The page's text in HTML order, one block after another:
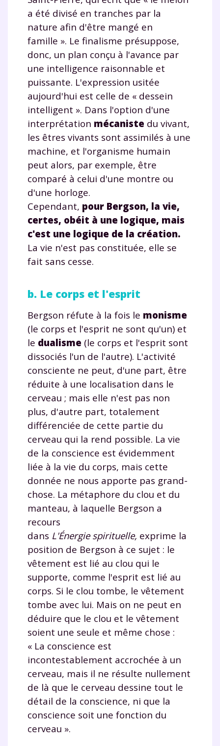
a été divisé en tranches par la
nature afin d'être mangé en
famille ». Le finalisme présuppose,
donc, un plan conçu à l'avance par
une intelligence raisonnable et
puissante. L'expression usitée
aujourd'hui est celle de « dessein
intelligent ». Dans l'option d'une
interprétation mécaniste du vivant,
les êtres vivants sont assimilés à une
machine, et l'organisme humain
peut alors, par exemple, être
comparé à celui d'une montre ou
d'une horloge.
Cependant, pour Bergson, la vie,
certes, obéit à une logique, mais
c'est une logique de la création.
La vie n'est pas constituée, elle se
fait sans cesse.
b. Le corps et l'esprit
Bergson réfute à la fois le monisme
(le corps et l'esprit ne sont qu'un) et
le dualisme (le corps et l'esprit sont
dissociés l'un de l'autre). L'activité
consciente ne peut, d'une part, être
réduite à une localisation dans le
cerveau ; mais elle n'est pas non
plus, d'autre part, totalement
différenciée de cette partie du
cerveau qui la rend possible. La vie
de la conscience est évidemment
liée à la vie du corps, mais cette
donnée ne nous apporte pas grand-
chose. La métaphore du clou et du
manteau, à laquelle Bergson a
recours
dans L'Énergie spirituelle, exprime la
position de Bergson à ce sujet : le
vêtement est lié au clou qui le
supporte, comme l'esprit est lié au
corps. Si le clou tombe, le vêtement
tombe avec lui. Mais on ne peut en
déduire que le clou et le vêtement
soient une seule et même chose :
« La conscience est
incontestablement accrochée à un
cerveau, mais il ne résulte nullement
de là que le cerveau dessine tout le
détail de la conscience, ni que la
conscience soit une fonction du
cerveau ».
Testez gratuitement
pendant 24h notre
plateforme de soutien
scolaire !
Fiches de cours et vidéos,exercices
corrigés ,podcasts de révisions
Unespace dédié aux parents pour
suivre les progrès
Tout le programme scolaire du CP à
la Terminale
Des profs expérimentés disponibles
à la demande par tchat, audio ou
vidéo
TESTER GRATUITEMENT
données à caractère personnel soient traitées par SEJER, sous
la marque myMaxicours, afin que SEJER puisse vous donner
accès au service de soutien scolaire pendant 24h. Pour en
savoir plus sur la gestion de vos données personnelles et
pour exercer vos droits, vous pouvez consulter notre
charte
J’accepte de recevoir les actualités et des
communications de la part de
myMaxicours.
Votre adresse e-mail sera exclusivement utilisée pour
vous envoyer notre newsletter. Vous pourrez vous
désinscrire à tout moment, à travers le lien de
désinscription présent dans chaque newsletter. Pour
en savoir plus sur la gestion de vos données
personnelles et pour exercer vos droits, vous pouvez
consulter
notre charte.